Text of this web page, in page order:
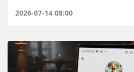
2026-07-14 08:00